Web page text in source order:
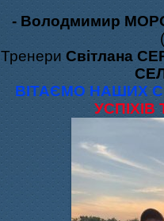
- Володмимир
ТренериСвітлана
ВІТАЄМО НАШИХ